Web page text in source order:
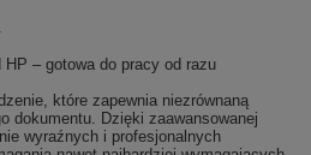
– gotowa do pracy od razu
które zapewnia niezrównaną
dokumentu. Dzięki zaawansowanej
wyraźnych i profesjonalnych